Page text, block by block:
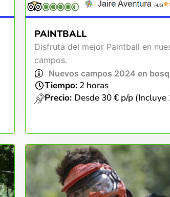
(4.5)
PAINTBALL
Disfruta del mejor Paintball en
campos.
Nuevos campos 2024 en
Tiempo: 2 horas
Precio: Desde 30 € p/p (Incluye